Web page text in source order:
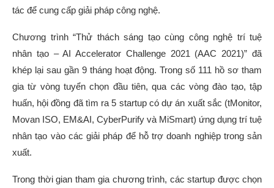
tác để cung cấp giải pháp công nghệ.
Chương trình “Thử thách sáng tạo cùng công nghệ trí tuệ
nhân tạo – AI Accelerator Challenge 2021 (AAC 2021)” đã
khép lại sau gần 9 tháng hoạt động. Trong số 111 hồ sơ tham
gia từ vòng tuyển chọn đầu tiên, qua các vòng đào tạo, tập
huấn, hội đồng đã tìm ra 5 startup có dự án xuất sắc (tMonitor,
Movan ISO, EM&AI, CyberPurify và MiSmart) ứng dụng trí tuệ
nhân tạo vào các giải pháp để hỗ trợ doanh nghiệp trong sản
xuất.
Trong thời gian tham gia chương trình, các startup được chọn